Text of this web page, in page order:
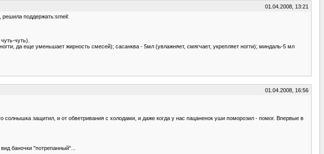
01.04.2008, 13:21
решила поддержать:smeil:
чуть).
да еще уменьшает жирность смесей); сасанква - 5мл (увлажняет, смягчает, укрепляет ногти); миндаль-5 мл
01.04.2008, 16:56
солнышка защитил, и от обветривания с холодами, и даже когда у нас пацаненок уши поморозил - помог. Впервые в
баночки "потрепанный"...